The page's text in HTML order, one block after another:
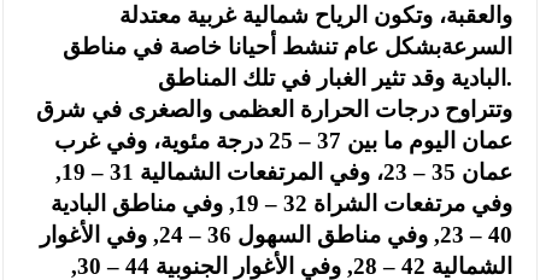
والعقبة، وتكون الرياح شمالية غربية معتدلة
السرعةبشكل عام تنشط أحيانا خاصة في مناطق
البادية وقد تثير الغبار في تلك المناطق.
وتتراوح درجات الحرارة العظمى والصغرى في شرق
عمان اليوم ما بين 37 – 25 درجة مئوية، وفي غرب
عمان 35 – 23، وفي المرتفعات الشمالية 31 – 19,
وفي مرتفعات الشراة 32 – 19, وفي مناطق البادية
40 – 23, وفي مناطق السهول 36 – 24, وفي الأغوار
الشمالية 42 – 28, وفي الأغوار الجنوبية 44 – 30,